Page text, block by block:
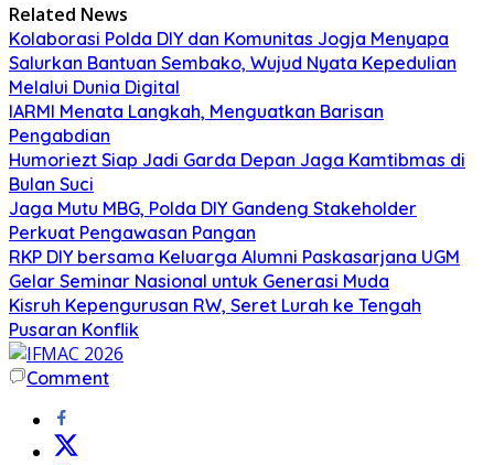
Related News
Kolaborasi Polda DIY dan Komunitas Jogja Menyapa
Salurkan Bantuan Sembako, Wujud Nyata Kepedulian
Melalui Dunia Digital
IARMI Menata Langkah, Menguatkan Barisan
Pengabdian
Humoriezt Siap Jadi Garda Depan Jaga Kamtibmas di
Bulan Suci
Jaga Mutu MBG, Polda DIY Gandeng Stakeholder
Perkuat Pengawasan Pangan
RKP DIY bersama Keluarga Alumni Paskasarjana UGM
Gelar Seminar Nasional untuk Generasi Muda
Kisruh Kepengurusan RW, Seret Lurah ke Tengah
Pusaran Konflik
Comment